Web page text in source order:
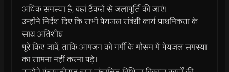
अधिक समस्‍या है, वहां टैंकरों से जलापूर्ति की जाएं।
उन्‍होंने निर्देश दिए कि सभी पेयजल संबंधी कार्य प्राथमिकता के
साथ अतिशीघ्र
पूरे किए जावें, ताकि आमजन को गर्मी के मौसम में पेयजल समस्‍या
का सामना नहीं करना पड़े।